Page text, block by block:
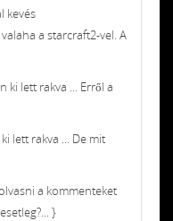
kevés
a starcraft2-vel. A
ki lett rakva ... Erről a
lett rakva ... De mit
a kommenteket
}